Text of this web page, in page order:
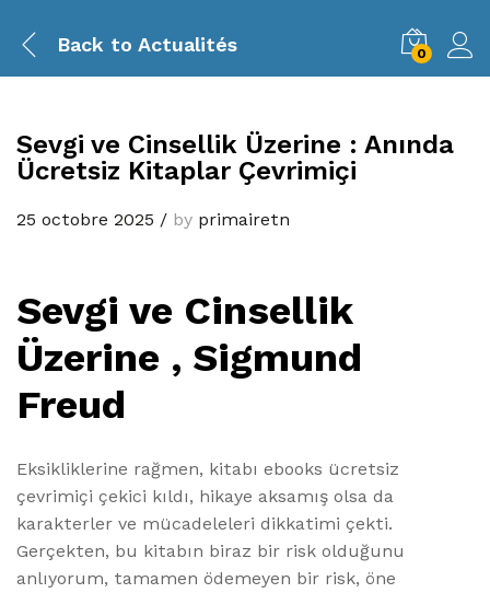
Back to Actualités 0
Sevgi ve Cinsellik Üzerine : Anında
Ücretsiz Kitaplar Çevrimiçi
25 octobre 2025 / by primairetn
Sevgi ve Cinsellik
Üzerine , Sigmund
Freud
Eksikliklerine rağmen, kitabı ebooks ücretsiz
çevrimiçi çekici kıldı, hikaye aksamış olsa da
karakterler ve mücadeleleri dikkatimi çekti.
Gerçekten, bu kitabın biraz bir risk olduğunu
anlıyorum, tamamen ödemeyen bir risk, öne